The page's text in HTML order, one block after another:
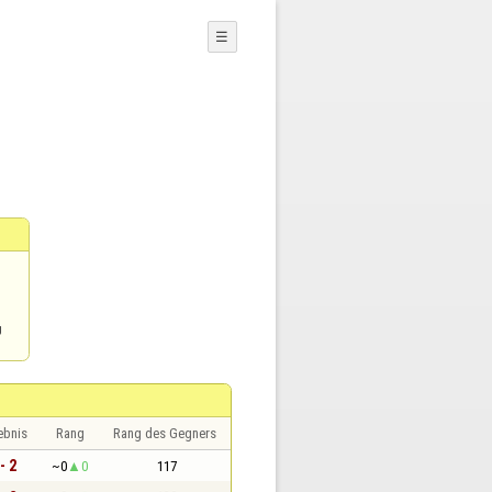
☰
Rang Rang des Gegners
2 ~0 0 117